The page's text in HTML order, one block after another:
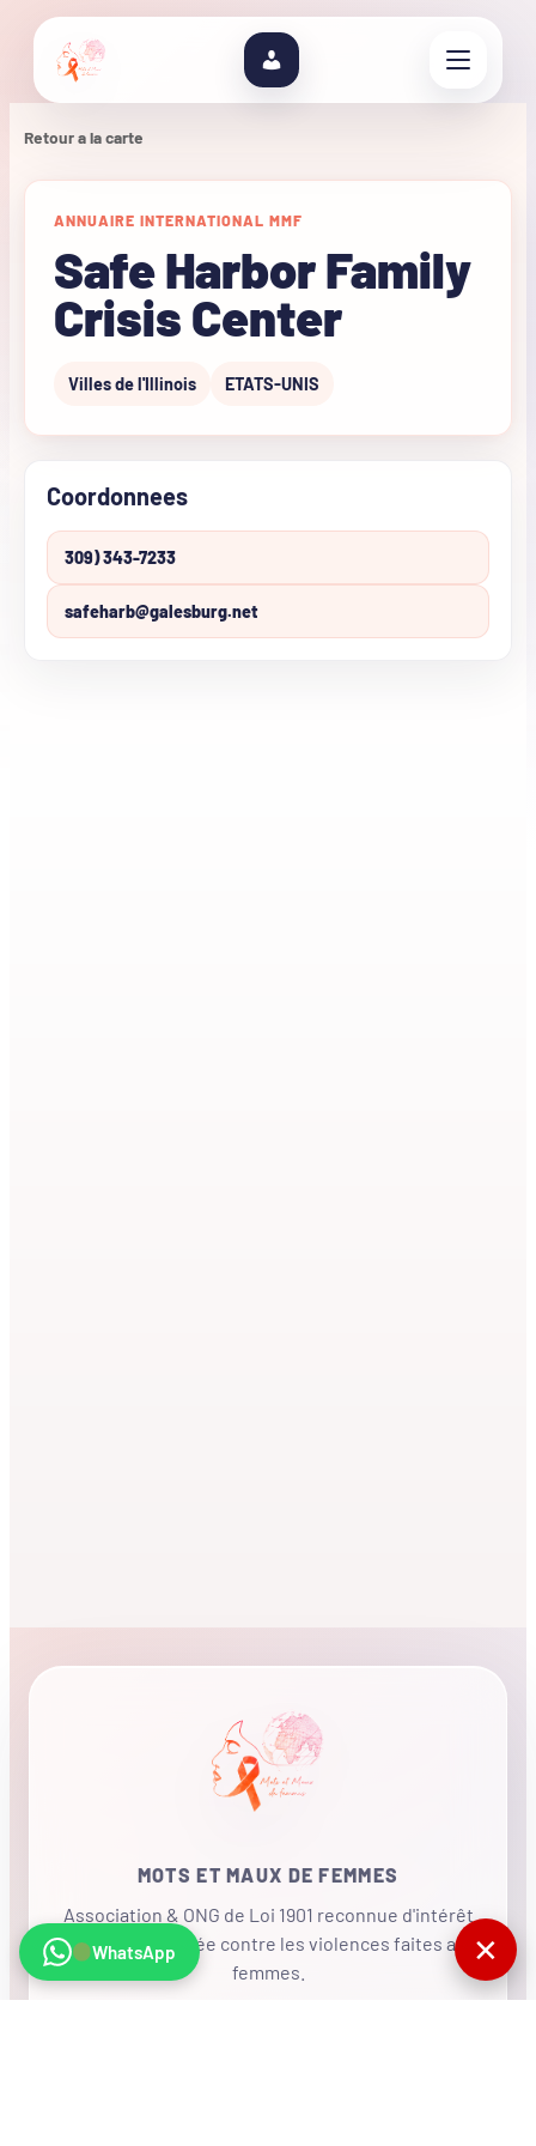
Retour a la carte
ANNUAIRE INTERNATIONAL MMF
Safe Harbor Family
Crisis Center
Villes de l'Illinois ETATS-UNIS
Coordonnees
309) 343-7233
safeharb@galesburg.net
MOTS ET MAUX DE FEMMES
Association & ONG de Loi 1901 reconnue d'intérêt
général, mobilisée contre les violences faites aux
femmes.
WhatsApp ✕